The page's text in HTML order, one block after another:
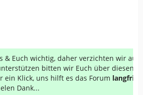
& Euch wichtig, daher verzichten wir auf
bitten wir Euch über diesen
ein Klick, uns hilft es das Forum
Dank...